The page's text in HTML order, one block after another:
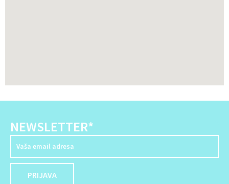
NEWSLETTER*